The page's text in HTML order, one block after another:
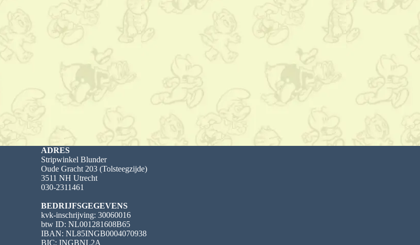
ADRES
Stripwinkel Blunder
Oude Gracht 203 (Tolsteegzijde)
3511 NH Utrecht
030-2311461
BEDRIJFSGEGEVENS
kvk-inschrijving: 30060016
btw ID: NL001281608B65
IBAN: NL85INGB0004070938
BIC: INGBNL2A